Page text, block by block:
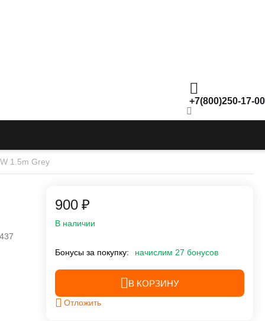
+7(800)250-17-00
1.5m Grey
‍900‍ ₽
В наличии
Бонусы за покупку: начислим 27 бонусов
В КОРЗИНУ
Отложить